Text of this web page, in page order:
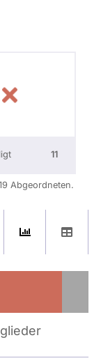
11
Abgeordneten.